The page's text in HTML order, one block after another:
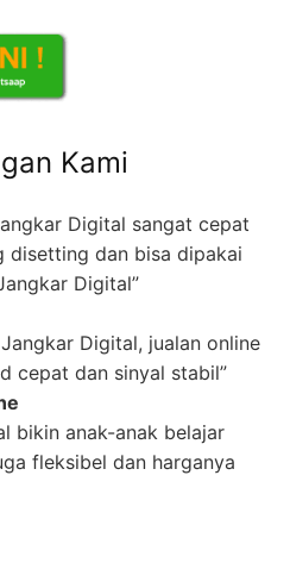
Kami
Digital sangat cepat
disetting dan bisa dipakai
Digital”
Digital, jualan online
cepat dan sinyal stabil”
bikin anak-anak belajar
fleksibel dan harganya